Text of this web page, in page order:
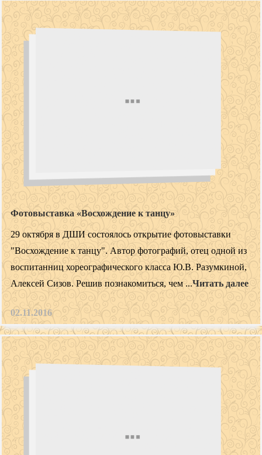
Фотовыставка «Восхождение к танцу»
29 октября в ДШИ состоялось открытие фотовыставки
"Восхождение к танцу". Автор фотографий, отец одной из
воспитанниц хореографического класса Ю.В. Разумкиной,
Алексей Сизов. Решив познакомиться, чем ...Читать далее
02.11.2016